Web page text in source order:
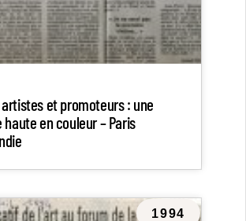
artistes et promoteurs : une
haute en couleur – Paris
1994